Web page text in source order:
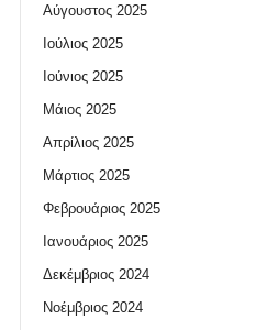
Αύγουστος 2025
Ιούλιος 2025
Ιούνιος 2025
Μάιος 2025
Απρίλιος 2025
Μάρτιος 2025
Φεβρουάριος 2025
Ιανουάριος 2025
Δεκέμβριος 2024
Νοέμβριος 2024